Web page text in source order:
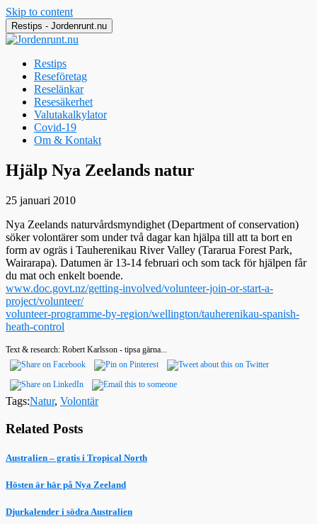
Skip to content
Restips - Jordenrunt.nu
Restips
Reseföretag
Reselänkar
Resesäkerhet
Valutakalkylator
Covid-19
Om & Kontakt
Jordenrunt.nu
Tusen Restips från hela världen
Hjälp Nya Zeelands natur
25 januari 2010
Nya Zeelands naturvårdsmyndighet (Department of conservation)
söker volontärer som under två dagar kan hjälpa till att ta bort en
form av ogräs i Tauherenikau River Valley (Tararua Forest Park,
Wairarapa). Datumen är 13-14 februari och som tack för hjälpen får
du mat och enkelt boende.
www.doc.govt.nz/getting-involved/volunteer-join-or-start-a-
project/volunteer/
volunteer-programme-by-region/wellington/tauherenikau-spanish-
heath-control
Text & research: Robert Karlsson - tipsa gärna...
Tags:Natur, Volontär
Related Posts
Australien – gratis i Tropical North
Hösten är här på Nya Zeeland
Djurkalender i södra Australien